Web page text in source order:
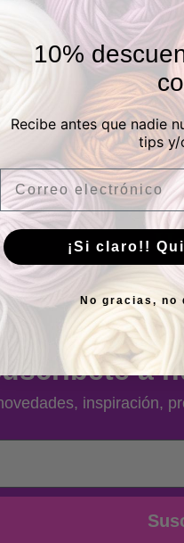
21 Posterior, Local 1,
Lunes a Viernes:
Sábados:
a
inspiración,
10%
Recibe antes que nadie
tips y/
Email
¡Si claro!!
No gracias, no